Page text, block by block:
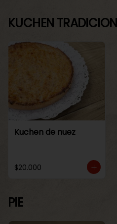
KUCHEN
Kuchen de nuez
$20.000
PIE